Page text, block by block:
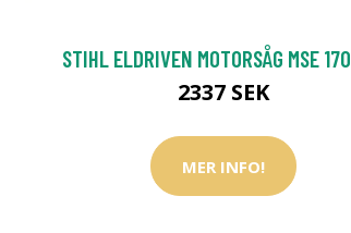
STIHL ELDRIVEN MOTORSÅG MSE
2337 SEK
MER INFO!